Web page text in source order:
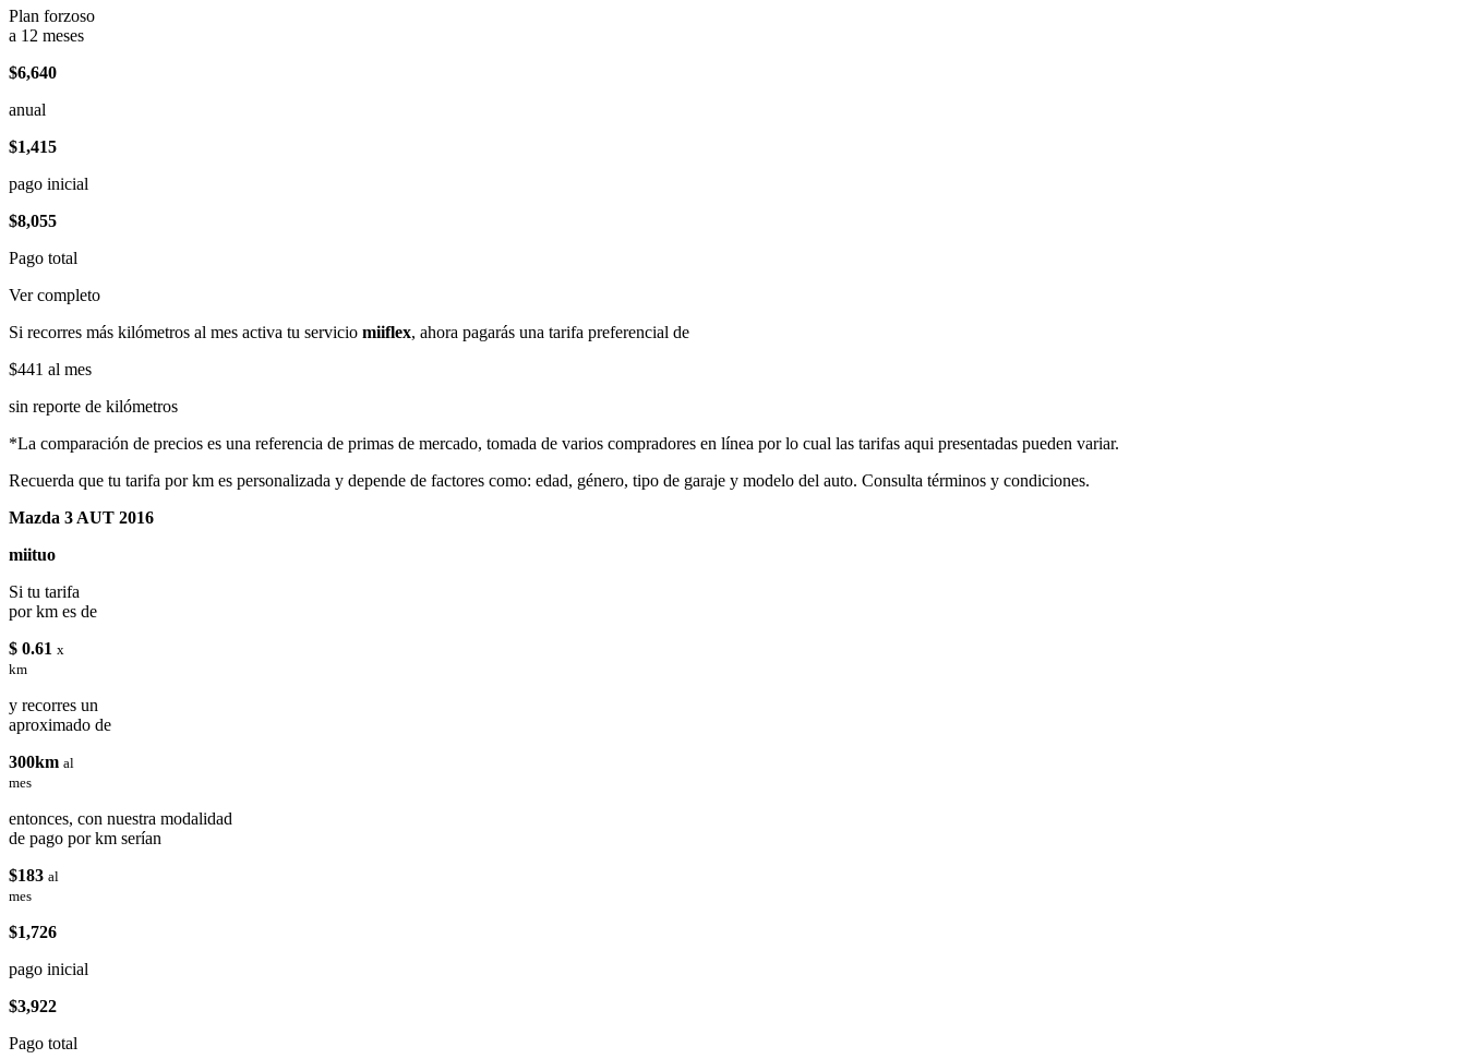
Plan forzoso
a 12 meses
$6,640
anual
$1,415
pago inicial
$8,055
Pago total
Ver completo
Si recorres más kilómetros al mes activa tu servicio miiflex, ahora pagarás una tarifa preferencial de
$441 al mes
sin reporte de kilómetros
*La comparación de precios es una referencia de primas de mercado, tomada de varios compradores en línea por lo cual las tarifas aqui presentadas pueden variar.
Recuerda que tu tarifa por km es personalizada y depende de factores como: edad, género, tipo de garaje y modelo del auto. Consulta términos y condiciones.
Mazda 3 AUT 2016
miituo
Si tu tarifa
por km es de
$ 0.61 x
km
y recorres un
aproximado de
300km al
mes
entonces, con nuestra modalidad
de pago por km serían
$183 al
mes
$1,726
pago inicial
$3,922
Pago total